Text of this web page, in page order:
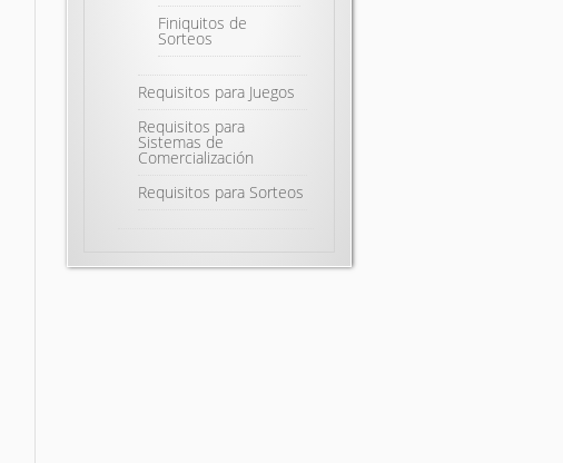
Finiquitos de
Sorteos
Requisitos para Juegos
Requisitos para
Sistemas de
Comercialización
Requisitos para Sorteos